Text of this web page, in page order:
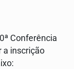
Conferência
a inscrição